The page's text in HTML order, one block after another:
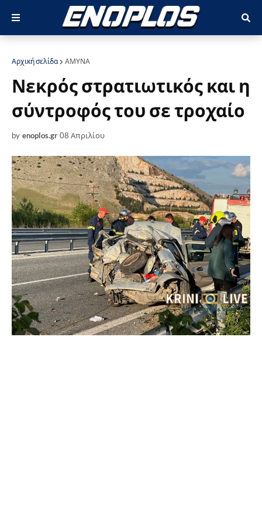
Αρχική σελίδα ΑΜΥΝΑ
Νεκρός στρατιωτικός και η
σύντροφός του σε τροχαίο
by enoplos.gr 08 Απριλίου